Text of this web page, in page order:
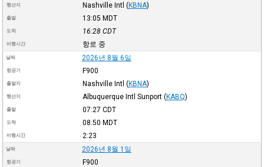
행선지 Nashville Intl (KBNA)
출발 13:05 MDT
도착 16:28 CDT
비행시간 항로 중
날짜 2026년 8월 6일
항공기 F900
출발지 Nashville Intl (KBNA)
행선지 Albuquerque Intl Sunport (KABQ)
출발 07:27 CDT
도착 08:50 MDT
비행시간 2:23
날짜 2026년 8월 1일
항공기 F900